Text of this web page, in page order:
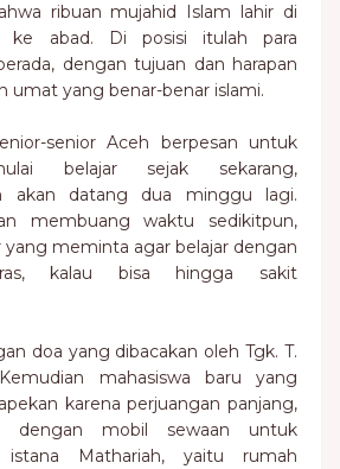
ribuan mujahid Islam lahir di
ke abad. Di posisi itulah para
dengan tujuan dan harapan
umat yang benar-benar islami.
senior Aceh berpesan untuk
belajar sejak sekarang,
akan datang dua minggu lagi.
membuang waktu sedikitpun,
yang meminta agar belajar dengan
kalau bisa hingga sakit
doa yang dibacakan oleh Tgk. T.
mahasiswa baru yang
karena perjuangan panjang,
dengan mobil sewaan untuk
Mathariah, yaitu rumah